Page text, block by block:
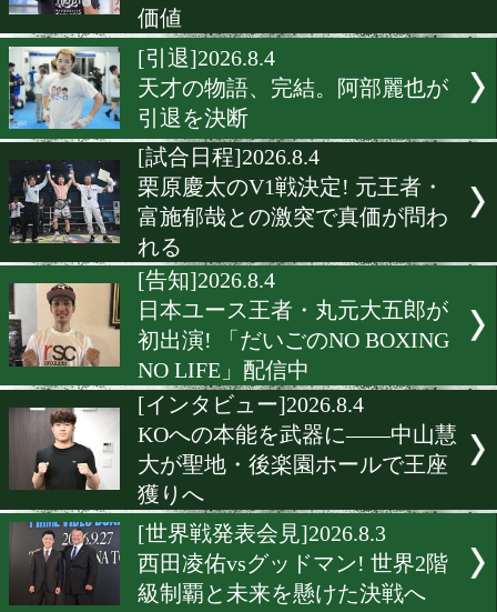
見据える世界の頂点
[出発]2026.8.5
政所椋&花田颯がタイへ出
OPBFシルバー王座獲りへ
開
[インタビュー]2026.8.5
吉田京太郎「簡単には渡さ
い」 初防衛戦へ試される
価値
[引退]2026.8.4
天才の物語、完結。阿部麗
引退を決断
[試合日程]2026.8.4
栗原慶太のV1戦決定! 元王
富施郁哉との激突で真価が
れる